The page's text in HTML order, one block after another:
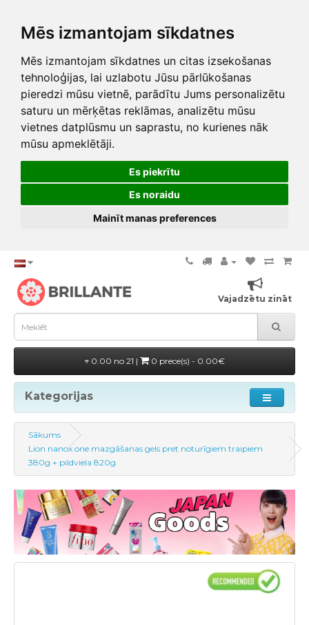
Mēs izmantojam sīkdatnes
Mēs izmantojam sīkdatnes un citas izsekošanas
tehnoloģijas, lai uzlabotu Jūsu pārlūkošanas
pieredzi mūsu vietnē, parādītu Jums personalizētu
saturu un mērķētas reklāmas, analizētu mūsu
vietnes datplūsmu un saprastu, no kurienes nāk
mūsu apmeklētāji.
Es piekrītu
Es noraidu
Mainīt manas preferences
Vajadzētu zināt
0.00 no 21 | 0 prece(s) - 0.00€
Kategorijas
Sākums
Lion nanox one mazgāšanas gels pret noturīgiem traipiem
380g + pildviela 820g